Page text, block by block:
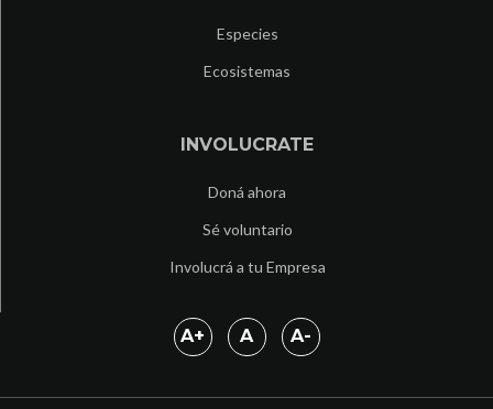
Especies
Ecosistemas
INVOLUCRATE
Doná ahora
Sé voluntario
Involucrá a tu Empresa
A+ A A-